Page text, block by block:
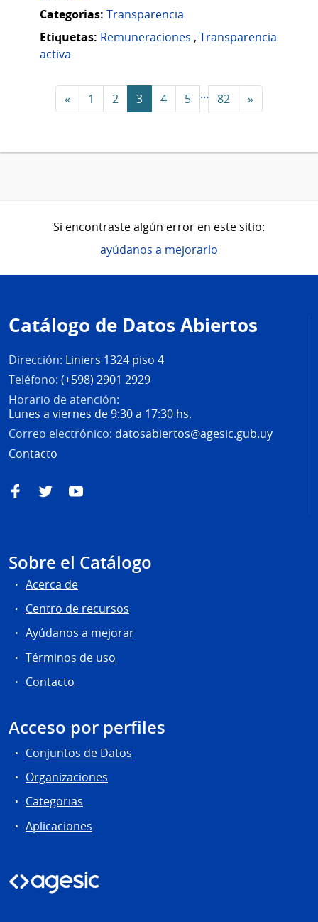
Categorias: Transparencia
Etiquetas: Remuneraciones , Transparencia
activa
« 1 2 3 4 5 ... 82 »
Si encontraste algún error en este sitio:
ayúdanos a mejorarlo
de
página
Catálogo de Datos Abiertos
Dirección: Liniers 1324 piso 4
Teléfono: (+598) 2901 2929
Horario de atención:
Lunes a viernes de 9:30 a 17:30 hs.
Correo electrónico: datosabiertos@agesic.gub.uy
Contacto
FacebookTwitterYouTube
Sobre el Catálogo
Acerca de
Centro de recursos
Ayúdanos a mejorar
Términos de uso
Contacto
Acceso por perfiles
Conjuntos de Datos
Organizaciones
Categorias
Aplicaciones